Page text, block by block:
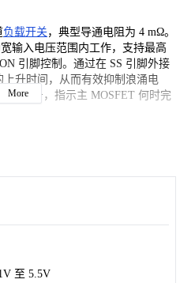
负载开关 ，典型导通电阻为 4 mΩ。
输入电压范围内工作，支持最高
引脚控制。通过在 SS 引脚外接
升时间，从而有效抑制浪涌电
信号，指示主 MOSFET 何时完
More
至 5.5V